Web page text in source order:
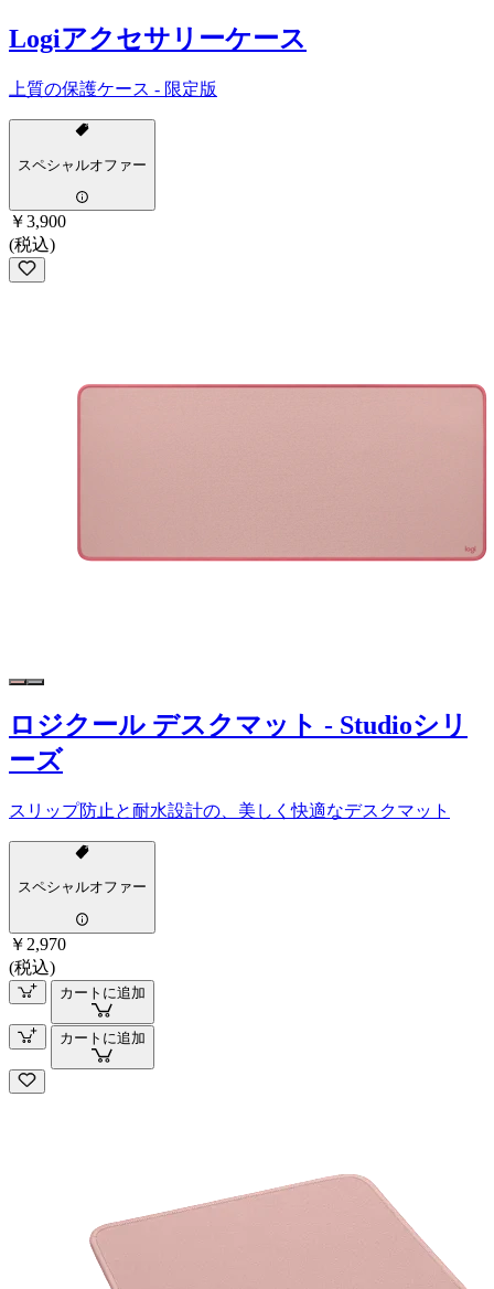
Logiアクセサリーケース
上質の保護ケース - 限定版
スペシャルオファー
￥3,900
(税込)
ロジクール デスクマット - Studioシリ
ーズ
スリップ防止と耐水設計の、美しく快適なデスクマット
スペシャルオファー
￥2,970
(税込)
カートに追加
カートに追加